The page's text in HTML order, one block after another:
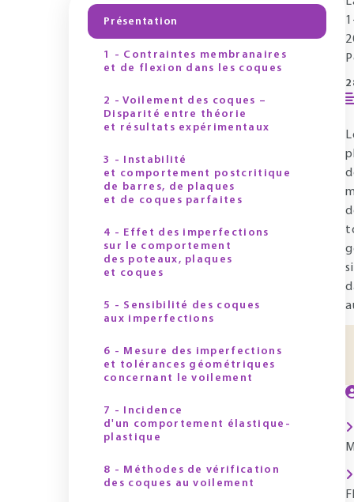
Présentation
1 - Contraintes membranaires
et de flexion dans les coques
2 - Voilement des coques –
Disparité entre théorie
et résultats expérimentaux
3 - Instabilité
et comportement postcritique
de barres, de plaques
et de coques parfaites
4 - Effet des imperfections
sur le comportement
des poteaux, plaques
et coques
5 - Sensibilité des coques
aux imperfections
6 - Mesure des imperfections
et tolérances géométriques
concernant le voilement
7 - Incidence
d'un comportement élastique-
plastique
8 - Méthodes de vérification
des coques au voilement